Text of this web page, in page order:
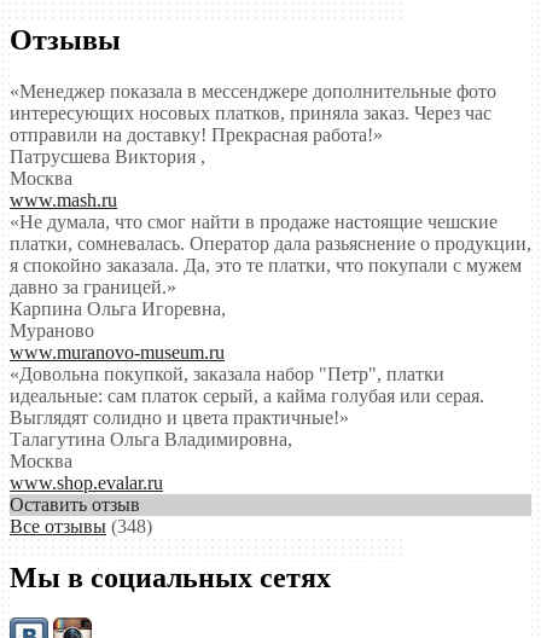
Отзывы
«Менеджер показала в мессенджере дополнительные фото
интересующих носовых платков, приняла заказ. Через час
отправили на доставку! Прекрасная работа!»
Патрусшева Виктория ,
Москва
www.mash.ru
«Не думала, что смог найти в продаже настоящие чешские
платки, сомневалась. Оператор дала разьяснение о продукции,
я спокойно заказала. Да, это те платки, что покупали с мужем
давно за границей.»
Карпина Ольга Игоревна,
Мураново
www.muranovo-museum.ru
«Довольна покупкой, заказала набор "Петр", платки
идеальные: сам платок серый, а кайма голубая или серая.
Выглядят солидно и цвета практичные!»
Талагутина Ольга Владимировна,
Москва
www.shop.evalar.ru
Оставить отзыв
Все отзывы (348)
Мы в социальных сетях